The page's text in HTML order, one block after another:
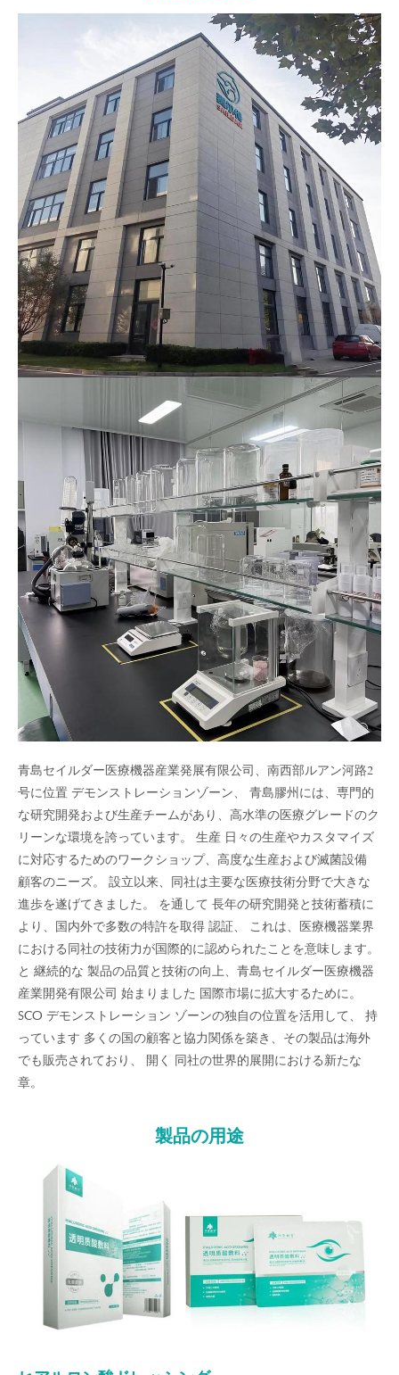
青島セイルダー医療機器産業発展有限公司、南西部ルアン河路2
号に位置 デモンストレーションゾーン、 青島膠州には、専門的
な研究開発および生産チームがあり、高水準の医療グレードのク
リーンな環境を誇っています。 生産 日々の生産やカスタマイズ
に対応するためのワークショップ、高度な生産および滅菌設備
顧客のニーズ。 設立以来、同社は主要な医療技術分野で大きな
進歩を遂げてきました。 を通して 長年の研究開発と技術蓄積に
より、国内外で多数の特許を取得 認証、 これは、医療機器業界
における同社の技術力が国際的に認められたことを意味します。
と 継続的な 製品の品質と技術の向上、青島セイルダー医療機器
産業開発有限公司 始まりました 国際市場に拡大するために。
SCO デモンストレーション ゾーンの独自の位置を活用して、 持
っています 多くの国の顧客と協力関係を築き、その製品は海外
でも販売されており、 開く 同社の世界的展開における新たな
章。
製品の用途